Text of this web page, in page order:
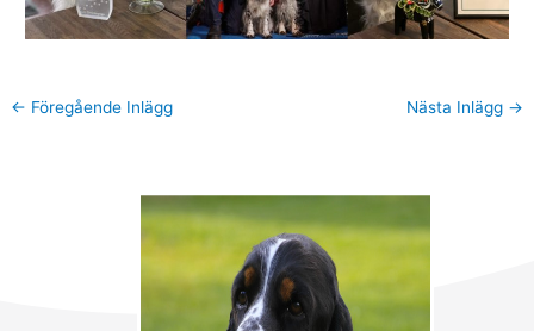
← Föregående Inlägg Nästa Inlägg →